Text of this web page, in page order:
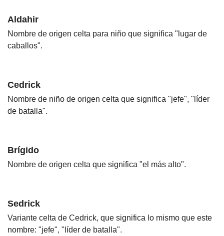
Aldahir
Nombre de origen celta para niño que significa "lugar de
caballos".
Cedrick
Nombre de niño de origen celta que significa "jefe", "líder
de batalla".
Brígido
Nombre de origen celta que significa "el más alto".
Sedrick
Variante celta de Cedrick, que significa lo mismo que este
nombre: "jefe", "líder de batalla".